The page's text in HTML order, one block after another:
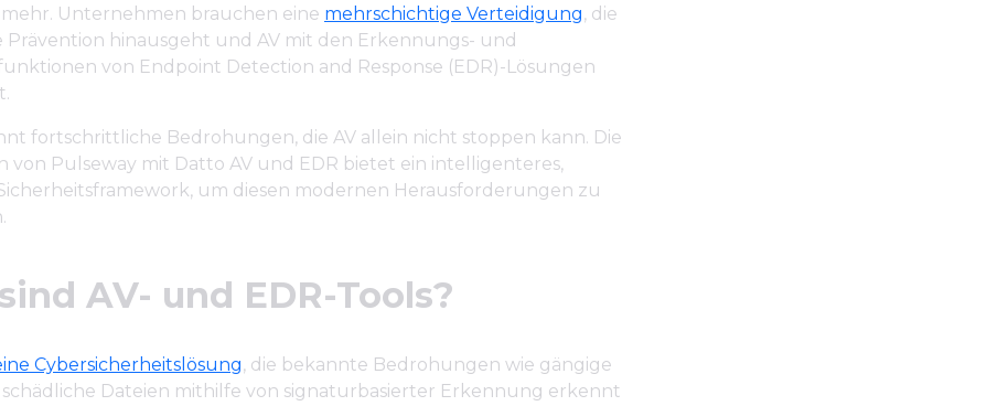
Unternehmen brauchen eine mehrschichtige Verteidigung, die
Prävention hinausgeht und AV mit den Erkennungs- und
von Endpoint Detection and Response (EDR)-Lösungen
fortschrittliche Bedrohungen, die AV allein nicht stoppen kann. Die
von Pulseway mit Datto AV und EDR bietet ein intelligenteres,
um diesen modernen Herausforderungen zu
AV- und EDR-Tools?
Cybersicherheitslösung, die bekannte Bedrohungen wie gängige
Dateien mithilfe von signaturbasierter Erkennung erkennt